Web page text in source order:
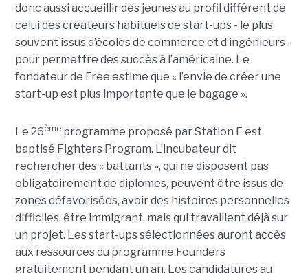
donc aussi accueillir des jeunes au profil différent de
celui des créateurs habituels de start-ups - le plus
souvent issus d’écoles de commerce et d’ingénieurs -
pour permettre des succès à l’américaine. Le
fondateur de Free estime que « l’envie de créer une
start-up est plus importante que le bagage ».
Le 26èmeprogramme proposé par Station F est
baptisé Fighters Program. L’incubateur dit
rechercher des « battants », qui ne disposent pas
obligatoirement de diplômes, peuvent être issus de
zones défavorisées, avoir des histoires personnelles
difficiles, être immigrant, mais qui travaillent déjà sur
un projet. Les start-ups sélectionnées auront accès
aux ressources du programme Founders
gratuitement pendant un an. Les candidatures au